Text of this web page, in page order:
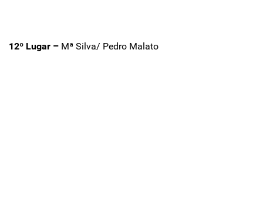
12º Lugar – Mª Silva/ Pedro Malato